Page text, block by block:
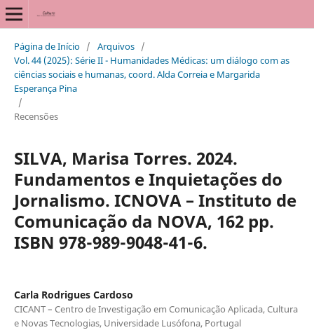
Página de Início / Arquivos /
Vol. 44 (2025): Série II - Humanidades Médicas: um diálogo com as
ciências sociais e humanas, coord. Alda Correia e Margarida
Esperança Pina
/
Recensões
SILVA, Marisa Torres. 2024.
Fundamentos e Inquietações do
Jornalismo. ICNOVA – Instituto de
Comunicação da NOVA, 162 pp.
ISBN 978-989-9048-41-6.
Carla Rodrigues Cardoso
CICANT – Centro de Investigação em Comunicação Aplicada, Cultura
e Novas Tecnologias, Universidade Lusófona, Portugal